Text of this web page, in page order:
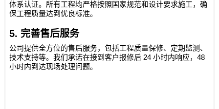
体系认证。所有工程均严格按照国家规范和设计要求施工，确
保工程质量达到优良标准。
5.完善售后服务
公司提供全方位的售后服务，包括工程质量保修、定期监测、
技术支持等。我们承诺在接到客户报修后 24小时内响应，48
小时内到达现场处理问题。